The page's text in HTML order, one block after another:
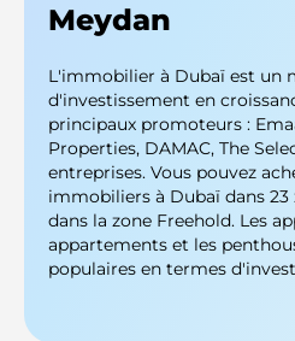
Meydan
L'immobilier à Dubaï est un
d'investissement en
principaux promoteurs :
Properties, DAMAC, The
entreprises. Vous pouvez
immobiliers à Dubaï dans 23
dans la zone Freehold. Les
appartements et les
populaires en termes